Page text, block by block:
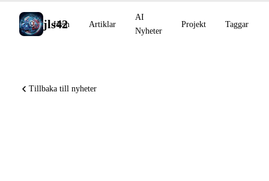
jls42
Hem Artiklar
AI
Nyheter
Projekt Taggar
Tillbaka till nyheter